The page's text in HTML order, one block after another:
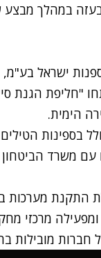
ישראל בע"מ,
"חליפת הגנת
הימית.
משרד הביטחון
התקנת מערכות
מרכזי
חברות מובילות